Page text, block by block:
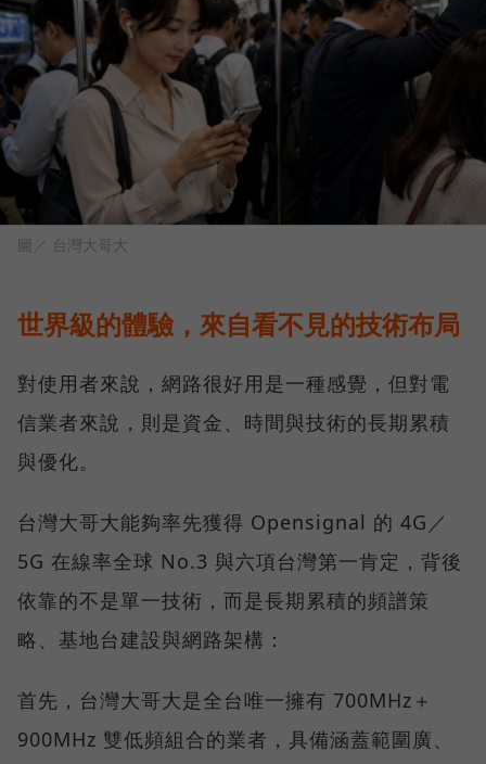
圖／ 台灣大哥大
世界級的體驗，來自看不見的技術布局
對使用者來說，網路很好用是一種感覺，但對電
信業者來說，則是資金、時間與技術的長期累積
與優化。
台灣大哥大能夠率先獲得 Opensignal 的 4G／
5G 在線率全球 No.3 與六項台灣第一肯定，背後
依靠的不是單一技術，而是長期累積的頻譜策
略、基地台建設與網路架構：
首先，台灣大哥大是全台唯一擁有 700MHz＋
900MHz 雙低頻組合的業者，具備涵蓋範圍廣、